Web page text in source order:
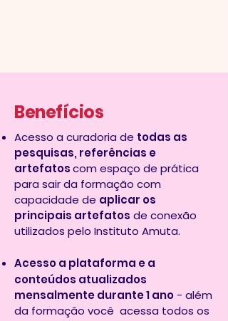
Benefícios
Acesso a curadoria de todas as
pesquisas, referências e
artefatoscom espaço de prática
para sair da formação com
capacidade de aplicar os
principais artefatos de conexão
utilizados pelo Instituto Amuta.
Acesso a plataforma e a
conteúdos atualizados
mensalmente durante 1 ano - além
da formação você acessa todos os